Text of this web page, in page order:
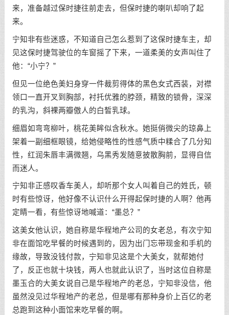
来，准备越过保时捷往前走去，但保时捷的喇叭却响了起
来。
宁知非有些迷惑，不知道自己怎么惹到了这保时捷车主，却
见这保时捷驾驶位的车窗摇了下来，一道柔美的女声叫住了
他：“小宁？”
但见一位绝色美妇身穿一件裁剪得体的黑色女式西装，对襟
领口一直开叉到胸部，衬托优雅的脖颈，精致的锁骨，深深
的乳沟，斜裸两瓣傲人的白皙乳球。
细眉如弯弯柳叶，桃花美眸似含秋水。她挺俏微尖的琼鼻上
架着一副细框眼镜，给她侵略性的性感气质中糅合了几分知
性，红润朱唇丰满微翘，乌黑秀发随意披散胸前，显得自信
而迷人。
宁知非正感叹香车美人，却听那个女人叫着自己的姓氏，顿
时有些惊讶，他好像不认识什么开得起保时捷的人啊？他再
定睛一看，有些惊讶地喊道：“墨总？”
这美女他认识，她自称是华程地产公司的女老总，有次宁知
非在面馆吃早餐的时候遇到的，因为出门忘带现金和手机的
缘故，导致没钱付款，宁知非见这是个大美女，就帮她付
了，反正也就十块钱，两人也就此认识了，当时这位自称是
墨玉合的大美女说自己是华程地产的老总，宁知非没信，他
虽然没见过华程地产的老总，但是哪有那种身价上百亿的老
总跑到这种小面馆来吃早餐的啊。